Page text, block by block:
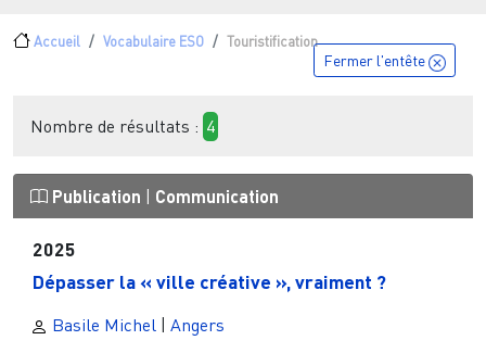
Fil d'Ariane
Accueil Vocabulaire ESO Touristification
Fermer l'entête
Nombre de résultats : 4
Publication Communication
2025
Dépasser la « ville créative », vraiment ?
Basile Michel | Angers